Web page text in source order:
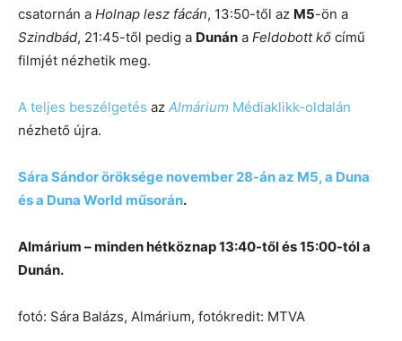
csatornán a Holnap lesz fácán, 13:50-től az M5-ön a
Szindbád, 21:45-től pedig a Dunán a Feldobott kő című
filmjét nézhetik meg.
A teljes beszélgetés az Almárium Médiaklikk-oldalán
nézhető újra.
Sára Sándor öröksége november 28-án az M5, a Duna
és a Duna World műsorán.
Almárium – minden hétköznap 13:40-től és 15:00-tól a
Dunán.
fotó: Sára Balázs, Almárium, fotókredit: MTVA